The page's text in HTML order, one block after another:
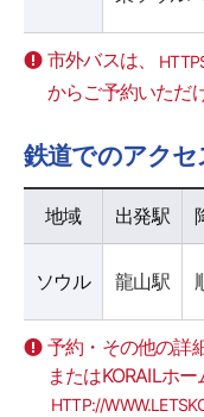
市外バスは、
からご予約いただ
鉄道でのアクセ
鉄道でのアクセス - 地域, 出発駅, バスターミナルホームページ 정보 제공
地域
出発駅
ソウル 龍山駅
予約・その他の詳
またはKORAILホ
HTTP://